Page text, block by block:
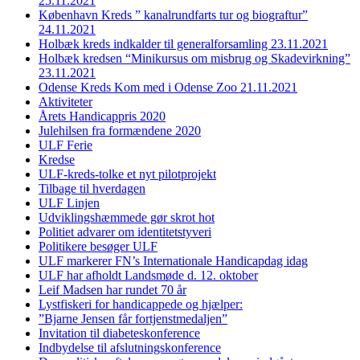
København Kreds ” kanalrundfarts tur og biograftur”
24.11.2021
Holbæk kreds indkalder til generalforsamling 23.11.2021
Holbæk kredsen “Minikursus om misbrug og Skadevirkning”
23.11.2021
Odense Kreds Kom med i Odense Zoo 21.11.2021
Aktiviteter
Årets Handicappris 2020
Julehilsen fra formændene 2020
ULF Ferie
Kredse
ULF-kreds-tolke et nyt pilotprojekt
Tilbage til hverdagen
ULF Linjen
Udviklingshæmmede gør skrot hot
Politiet advarer om identitetstyveri
Politikere besøger ULF
ULF markerer FN’s Internationale Handicapdag idag
ULF har afholdt Landsmøde d. 12. oktober
Leif Madsen har rundet 70 år
Lystfiskeri for handicappede og hjælper:
”Bjarne Jensen får fortjenstmedaljen”
Invitation til diabeteskonference
Indbydelse til afslutningskonference